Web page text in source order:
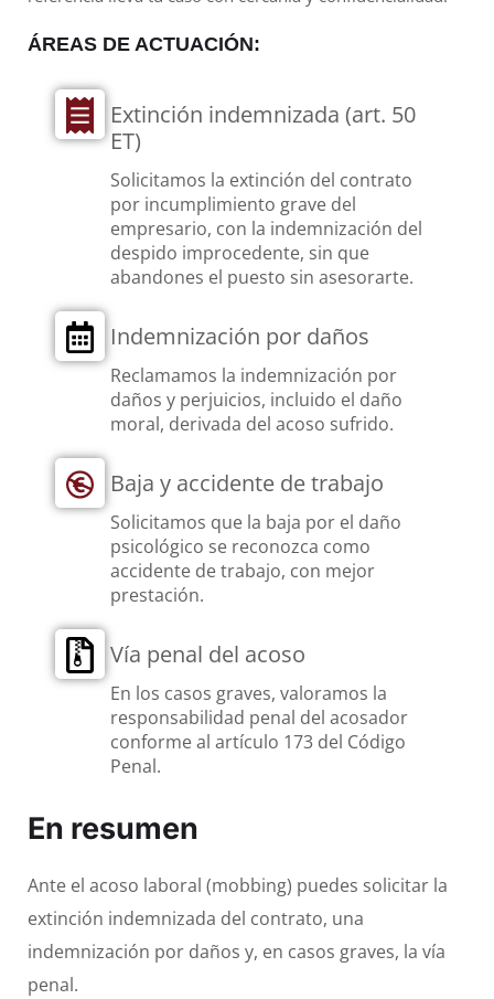
ÁREAS DE ACTUACIÓN:
Extinción indemnizada (art. 50
ET)
Solicitamos la extinción del contrato
por incumplimiento grave del
empresario, con la indemnización del
despido improcedente, sin que
abandones el puesto sin asesorarte.
Indemnización por daños
Reclamamos la indemnización por
daños y perjuicios, incluido el daño
moral, derivada del acoso sufrido.
Baja y accidente de trabajo
Solicitamos que la baja por el daño
psicológico se reconozca como
accidente de trabajo, con mejor
prestación.
Vía penal del acoso
En los casos graves, valoramos la
responsabilidad penal del acosador
conforme al artículo 173 del Código
Penal.
En resumen
Ante el acoso laboral (mobbing) puedes solicitar la
extinción indemnizada del contrato, una
indemnización por daños y, en casos graves, la vía
penal.